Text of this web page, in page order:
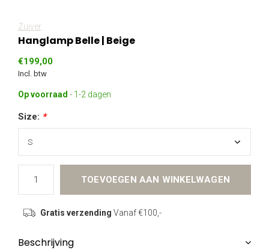
Zuiver
Hanglamp Belle | Beige
€199,00
Incl. btw
Op voorraad - 1-2 dagen
Size: *
TOEVOEGEN AAN WINKELWAGEN
Gratis verzending Vanaf €100,-
Beschrijving